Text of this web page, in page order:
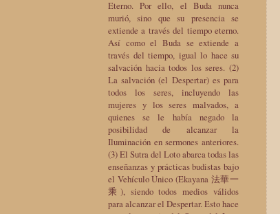
Eterno. Por ello, el Buda nunca
murió, sino que su presencia se
extiende a través del tiempo eterno.
Así como el Buda se extiende a
través del tiempo, igual lo hace su
salvación hacia todos los seres. (2)
La salvación (el Despertar) es para
todos los seres, incluyendo las
mujeres y los seres malvados, a
quienes se le había negado la
posibilidad de alcanzar la
Iluminación en sermones anteriores.
(3) El Sutra del Loto abarca todas las
enseñanzas y prácticas budistas bajo
el Vehículo Único (Ekayana 法華一
乘), siendo todos medios válidos
para alcanzar el Despertar. Esto hace